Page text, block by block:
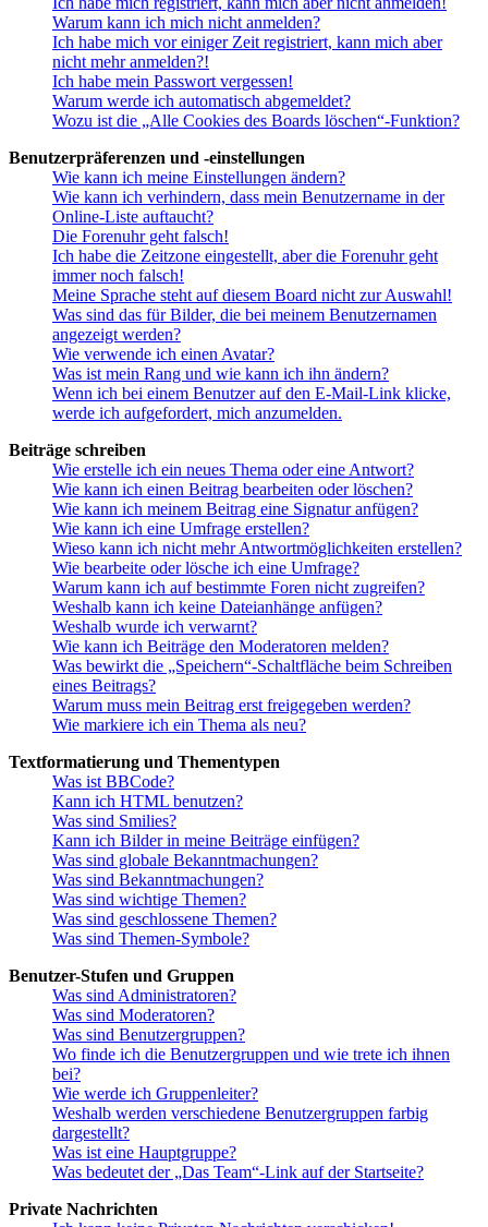
Warum kann ich mich nicht anmelden?
Ich habe mich vor einiger Zeit registriert, kann mich aber
nicht mehr anmelden?!
Ich habe mein Passwort vergessen!
Warum werde ich automatisch abgemeldet?
Wozu ist die „Alle Cookies des Boards löschen“-Funktion?
Benutzerpräferenzen und -einstellungen
Wie kann ich meine Einstellungen ändern?
Wie kann ich verhindern, dass mein Benutzername in der
Online-Liste auftaucht?
Die Forenuhr geht falsch!
Ich habe die Zeitzone eingestellt, aber die Forenuhr geht
immer noch falsch!
Meine Sprache steht auf diesem Board nicht zur Auswahl!
Was sind das für Bilder, die bei meinem Benutzernamen
angezeigt werden?
Wie verwende ich einen Avatar?
Was ist mein Rang und wie kann ich ihn ändern?
Wenn ich bei einem Benutzer auf den E-Mail-Link klicke,
werde ich aufgefordert, mich anzumelden.
Beiträge schreiben
Wie erstelle ich ein neues Thema oder eine Antwort?
Wie kann ich einen Beitrag bearbeiten oder löschen?
Wie kann ich meinem Beitrag eine Signatur anfügen?
Wie kann ich eine Umfrage erstellen?
Wieso kann ich nicht mehr Antwortmöglichkeiten erstellen?
Wie bearbeite oder lösche ich eine Umfrage?
Warum kann ich auf bestimmte Foren nicht zugreifen?
Weshalb kann ich keine Dateianhänge anfügen?
Weshalb wurde ich verwarnt?
Wie kann ich Beiträge den Moderatoren melden?
Was bewirkt die „Speichern“-Schaltfläche beim Schreiben
eines Beitrags?
Warum muss mein Beitrag erst freigegeben werden?
Wie markiere ich ein Thema als neu?
Textformatierung und Thementypen
Was ist BBCode?
Kann ich HTML benutzen?
Was sind Smilies?
Kann ich Bilder in meine Beiträge einfügen?
Was sind globale Bekanntmachungen?
Was sind Bekanntmachungen?
Was sind wichtige Themen?
Was sind geschlossene Themen?
Was sind Themen-Symbole?
Benutzer-Stufen und Gruppen
Was sind Administratoren?
Was sind Moderatoren?
Was sind Benutzergruppen?
Wo finde ich die Benutzergruppen und wie trete ich ihnen
bei?
Wie werde ich Gruppenleiter?
Weshalb werden verschiedene Benutzergruppen farbig
dargestellt?
Was ist eine Hauptgruppe?
Was bedeutet der „Das Team“-Link auf der Startseite?
Private Nachrichten